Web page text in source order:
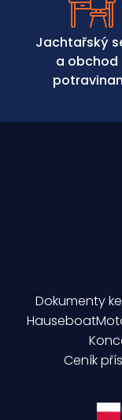
Jachtařský
a obchod
Dokumenty
Hauseboat
Ceník